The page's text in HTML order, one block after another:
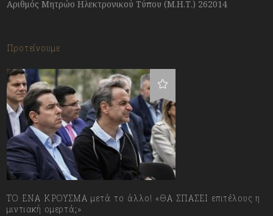
Αριθμός Μητρώο Ηλεκτρονικού Τύπου (Μ.Η.Τ.) 262014
Προτείνουμε
ΤΟ ΕΝΑ ΚΡΟΥΣΜΑ μετά το άλλο! «ΘΑ ΣΠΑΣΕΙ επιτέλους η
μιντιακή ομερτά;»